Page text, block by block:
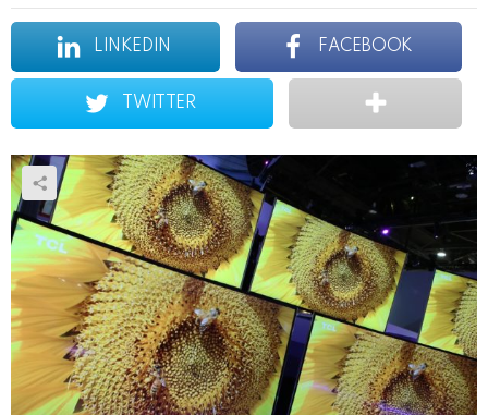
LINKEDIN FACEBOOK
TWITTER